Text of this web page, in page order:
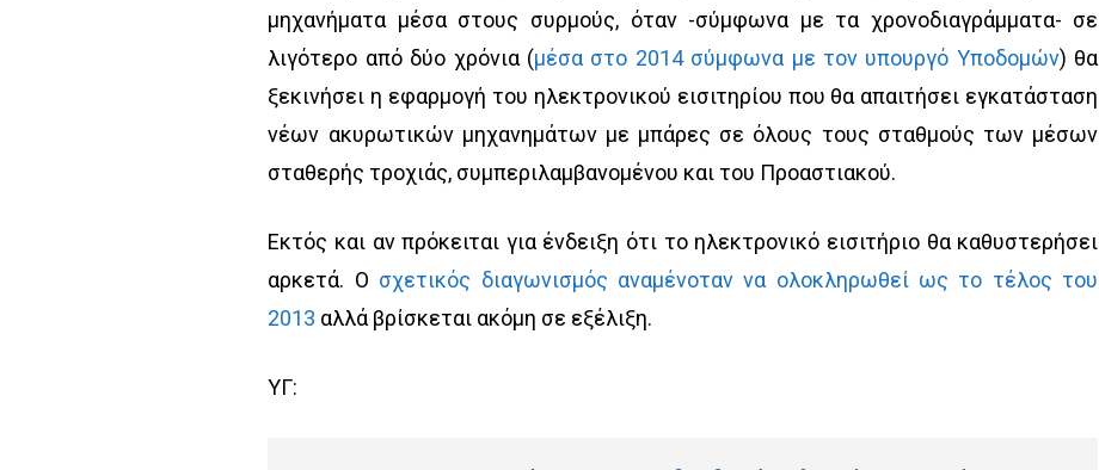
μηχανήματα μέσα στους συρμούς, όταν -σύμφωνα με τα χρονοδιαγράμματα- σε
λιγότερο από δύο χρόνια (μέσα στο 2014 σύμφωνα με τον υπουργό Υποδομών) θα
ξεκινήσει η εφαρμογή του ηλεκτρονικού εισιτηρίου που θα απαιτήσει εγκατάσταση
νέων ακυρωτικών μηχανημάτων με μπάρες σε όλους τους σταθμούς των μέσων
σταθερής τροχιάς, συμπεριλαμβανομένου και του Προαστιακού.
Εκτός και αν πρόκειται για ένδειξη ότι το ηλεκτρονικό εισιτήριο θα καθυστερήσει
αρκετά. Ο σχετικός διαγωνισμός αναμένοταν να ολοκληρωθεί ως το τέλος του
2013 αλλά βρίσκεται ακόμη σε εξέλιξη.
ΥΓ: